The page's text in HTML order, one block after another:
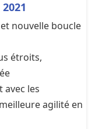
nouvelle boucle
étroits,
les
agilité en